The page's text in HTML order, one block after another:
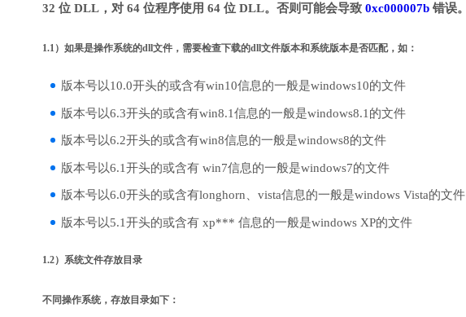
32 位 DLL，对 64 位程序使用 64 位 DLL。否则可能会导致 0xc000007b 错误。
1.1）如果是操作系统的dll文件，需要检查下载的dll文件版本和系统版本是否匹配，如：
版本号以10.0开头的或含有win10信息的一般是windows10的文件
版本号以6.3开头的或含有win8.1信息的一般是windows8.1的文件
版本号以6.2开头的或含有win8信息的一般是windows8的文件
版本号以6.1开头的或含有 win7信息的一般是windows7的文件
版本号以6.0开头的或含有longhorn、vista信息的一般是windows Vista的文件
版本号以5.1开头的或含有 xp*** 信息的一般是windows XP的文件
1.2）系统文件存放目录
不同操作系统，存放目录如下：